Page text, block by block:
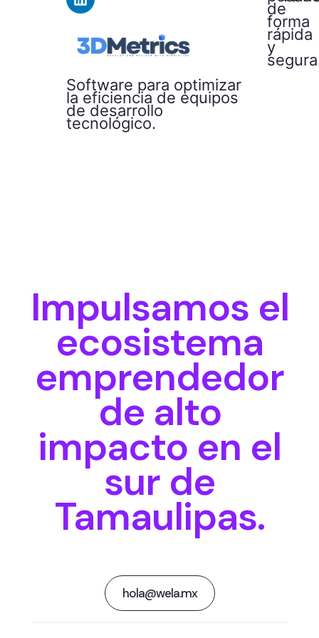
Software para optimizar
la eficiencia de equipos
de desarrollo
tecnológico.
de
forma
rápida
y
Impulsamos el
ecosistema
emprendedor
de alto
impacto en el
sur de
Tamaulipas.
hola@wela.mx